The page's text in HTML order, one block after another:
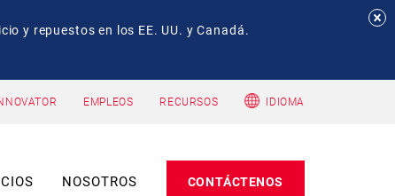
y repuestos en los EE. UU. y Canadá.
EMPLEOS RECURSOS IDIOMA
NOSOTROS CONTÁCTENOS